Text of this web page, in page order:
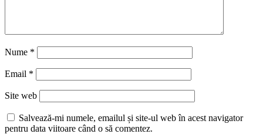
Nume *
Email *
Site web
Salvează-mi numele, emailul și site-ul web în acest navigator
pentru data viitoare când o să comentez.